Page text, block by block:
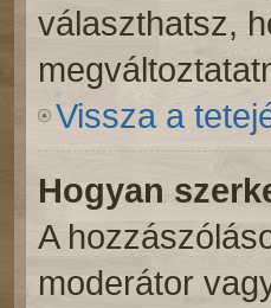
választhatsz,
Vissza a
Hogyan
A
moderátor